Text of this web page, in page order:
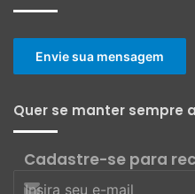
Envie sua mensagem
Quer se manter sempre
Cadastre-se para